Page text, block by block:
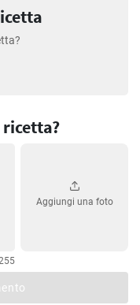
Aggiungi una foto